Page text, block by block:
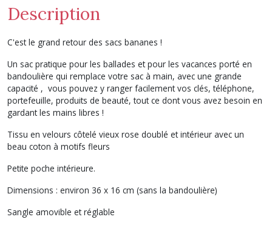
Description
C'est le grand retour des sacs bananes !
Un sac pratique pour les ballades et pour les vacances porté en
bandoulière qui remplace votre sac à main, avec une grande
capacité , vous pouvez y ranger facilement vos clés, téléphone,
portefeuille, produits de beauté, tout ce dont vous avez besoin en
gardant les mains libres !
Tissu en velours côtelé vieux rose doublé et intérieur avec un
beau coton à motifs fleurs
Petite poche intérieure.
Dimensions : environ 36 x 16 cm (sans la bandoulière)
Sangle amovible et réglable